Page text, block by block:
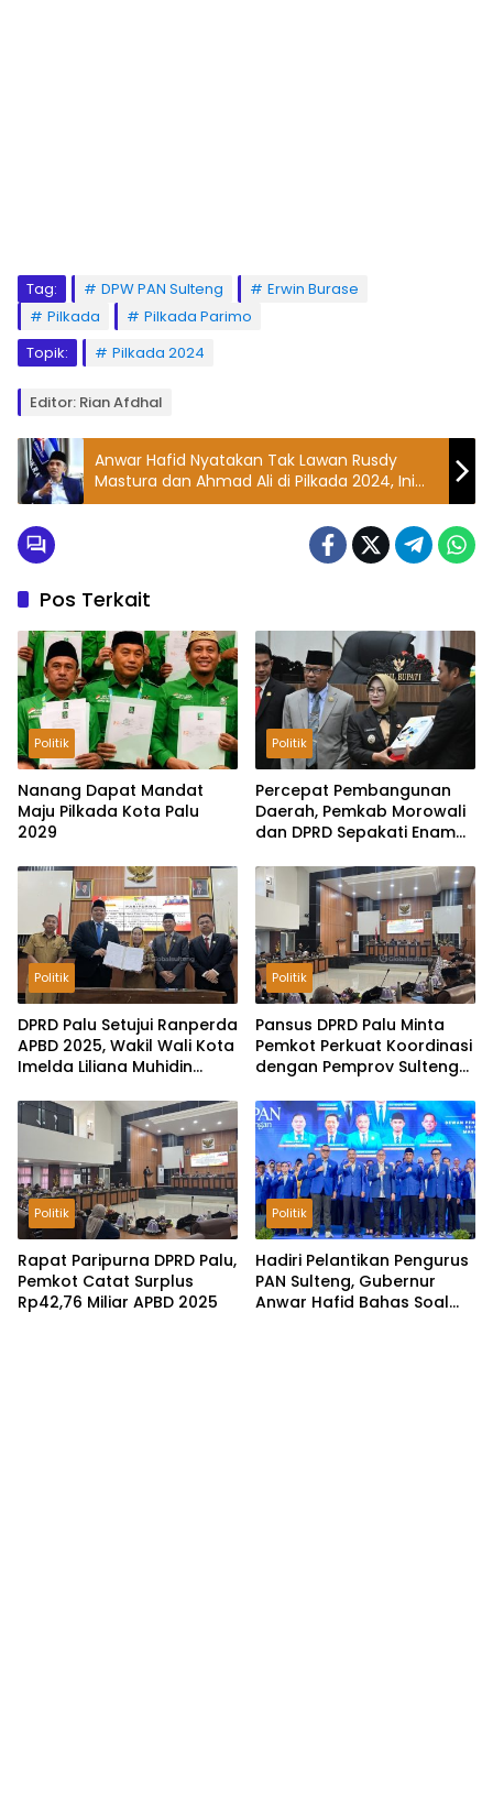
Tag: DPW PAN Sulteng
Erwin Burase
Pilkada
Pilkada Parimo
Topik:
Pilkada 2024
Editor: Rian Afdhal
Anwar Hafid Nyatakan Tak Lawan Rusdy
Mastura dan Ahmad Ali di Pilkada 2024, Ini
Alasannya
Pos Terkait
Politik
Nanang Dapat Mandat
Maju Pilkada Kota Palu
2029
Politik
Percepat Pembangunan
Daerah, Pemkab Morowali
dan DPRD Sepakati Enam
Politik
DPRD Palu Setujui Ranperda
APBD 2025, Wakil Wali Kota
Imelda Liliana Muhidin
Keuangan Terus Dibenahi
Politik
Pansus DPRD Palu Minta
Pemkot Perkuat Koordinasi
dengan Pemprov Sulteng
Pemungutan Pajak
Tambang
Politik
Rapat Paripurna DPRD Palu,
Pemkot Catat Surplus
Rp42,76 Miliar APBD 2025
Politik
Hadiri Pelantikan Pengurus
PAN Sulteng, Gubernur
Anwar Hafid Bahas Soal